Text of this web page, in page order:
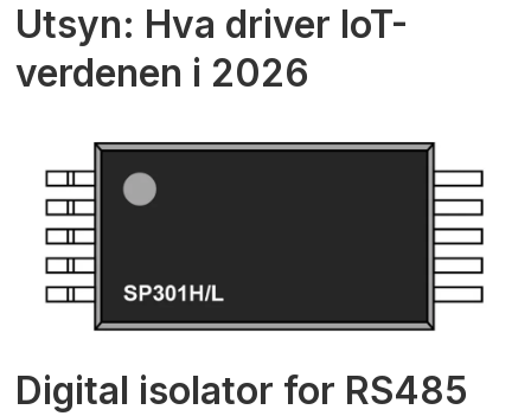
Utsyn: Hva driver IoT-
verdenen i 2026
Digital isolator for RS485